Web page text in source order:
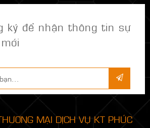
ký để nhận thông tin sự
MẠI DỊCH VỤ KT PHÚC